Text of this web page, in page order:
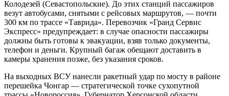
Колодезей (Севастопольские). До этих станций пассажиров
везут автобусами, снятыми с рейсовых маршрутов, — почти
300 км по трассе «Таврида». Перевозчик «Гранд Сервис
Экспресс» предупреждает: в случае опасности пассажиры
должны быть готовы к эвакуации, взяв только документы,
телефон и деньги. Крупный багаж обещают доставить в
камеры хранения позже, без указания сроков.
На выходных ВСУ нанесли ракетный удар по мосту в районе
перешейка Чонгар — стратегической точке сухопутной